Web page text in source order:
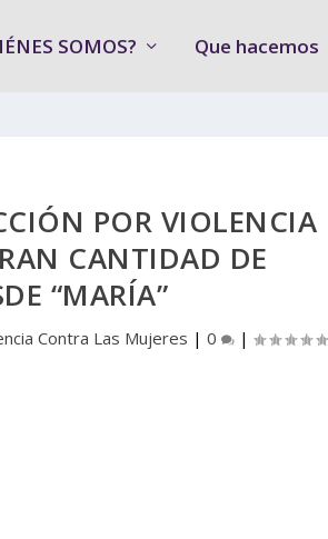
SOMOS? Que hacemos
POR VIOLENCIA
CANTIDAD DE
“MARÍA”
Contra Las Mujeres |0 |